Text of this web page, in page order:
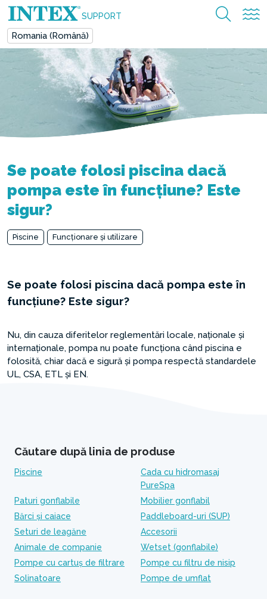
SUPPORT
Romania (Română)
Se poate folosi piscina dacă
pompa este în funcțiune? Este
sigur?
Piscine Funcționare și utilizare
Se poate folosi piscina dacă pompa este în
funcțiune? Este sigur?
Nu, din cauza diferitelor reglementări locale, naționale și
internaționale, pompa nu poate funcționa când piscina e
folosită, chiar dacă e sigură și pompa respectă standardele
UL, CSA, ETL și EN.
Căutare după linia de produse
Piscine
Cada cu hidromasaj
PureSpa
Paturi gonflabile
Mobilier gonflabil
Bărci și caiace
Paddleboard-uri (SUP)
Seturi de leagăne
Accesorii
Animale de companie
Wetset (gonflabile)
Pompe cu cartuș de filtrare
Pompe cu filtru de nisip
Solinatoare
Pompe de umflat